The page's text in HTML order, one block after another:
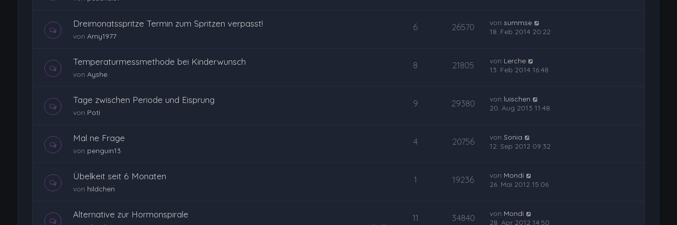
Dreimonatsspritze Termin zum Spritzen verpasst!
von Amy1977
6 26570 vonsummse
18. Feb 2014 20:22
Temperaturmessmethode bei Kinderwunsch
von Ayshe
8 21805 von Lerche
13. Feb 2014 16:48
Tage zwischen Periode und Eisprung
von Poti
9 29380 von luischen
20. Aug 2013 11:48
Mal ne Frage
von penguin13
4 20756 vonSonia
12. Sep 2012 09:32
Übelkeit seit 6 Monaten
von hildchen
1 19236 von Mondi
26. Mai 2012 15:06
Alternative zur Hormonspirale 11 34840 von Mondi
28. Apr 2012 14:50